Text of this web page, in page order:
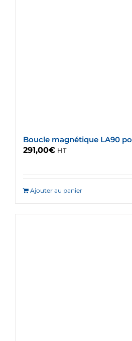
produit
Boucle magnétique LA90
291,00€ HT
Ajouter au panier